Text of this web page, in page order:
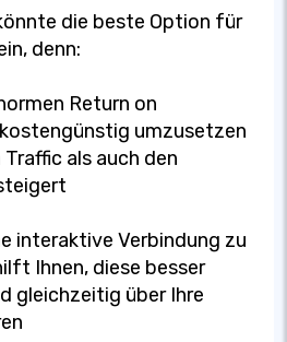
die beste Option für
denn:
Return on
umzusetzen
als auch den
interaktive Verbindung zu
Ihnen, diese besser
gleichzeitig über Ihre